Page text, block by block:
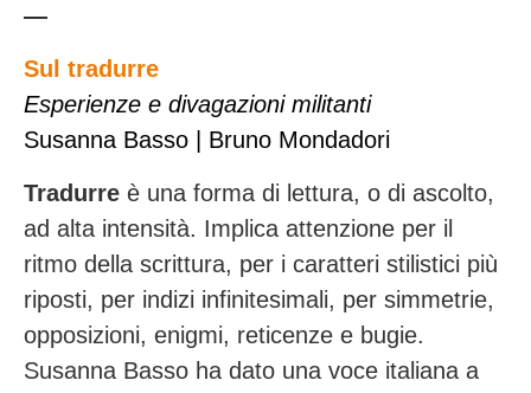
—
Sul tradurre
Esperienze e divagazioni militanti
Susanna Basso | Bruno Mondadori
Tradurre è una forma di lettura, o di ascolto,
ad alta intensità. Implica attenzione per il
ritmo della scrittura, per i caratteri stilistici più
riposti, per indizi infinitesimali, per simmetrie,
opposizioni, enigmi, reticenze e bugie.
Susanna Basso ha dato una voce italiana a